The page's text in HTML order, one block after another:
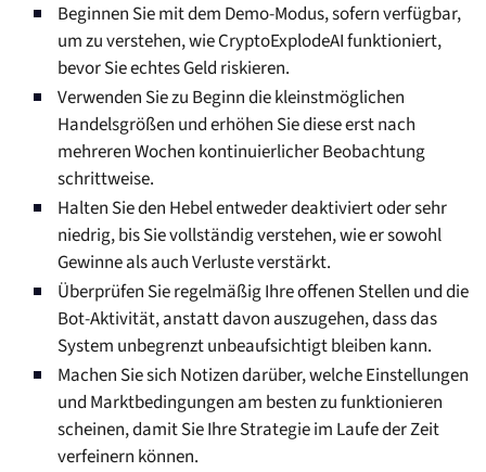
Beginnen Sie mit dem Demo-Modus, sofern verfügbar,
um zu verstehen, wie CryptoExplodeAI funktioniert,
bevor Sie echtes Geld riskieren.
Verwenden Sie zu Beginn die kleinstmöglichen
Handelsgrößen und erhöhen Sie diese erst nach
mehreren Wochen kontinuierlicher Beobachtung
schrittweise.
Halten Sie den Hebel entweder deaktiviert oder sehr
niedrig, bis Sie vollständig verstehen, wie er sowohl
Gewinne als auch Verluste verstärkt.
Überprüfen Sie regelmäßig Ihre offenen Stellen und die
Bot-Aktivität, anstatt davon auszugehen, dass das
System unbegrenzt unbeaufsichtigt bleiben kann.
Machen Sie sich Notizen darüber, welche Einstellungen
und Marktbedingungen am besten zu funktionieren
scheinen, damit Sie Ihre Strategie im Laufe der Zeit
verfeinern können.